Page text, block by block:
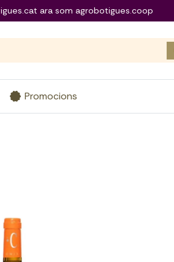
ara som agrobotigues.coop
Promocions